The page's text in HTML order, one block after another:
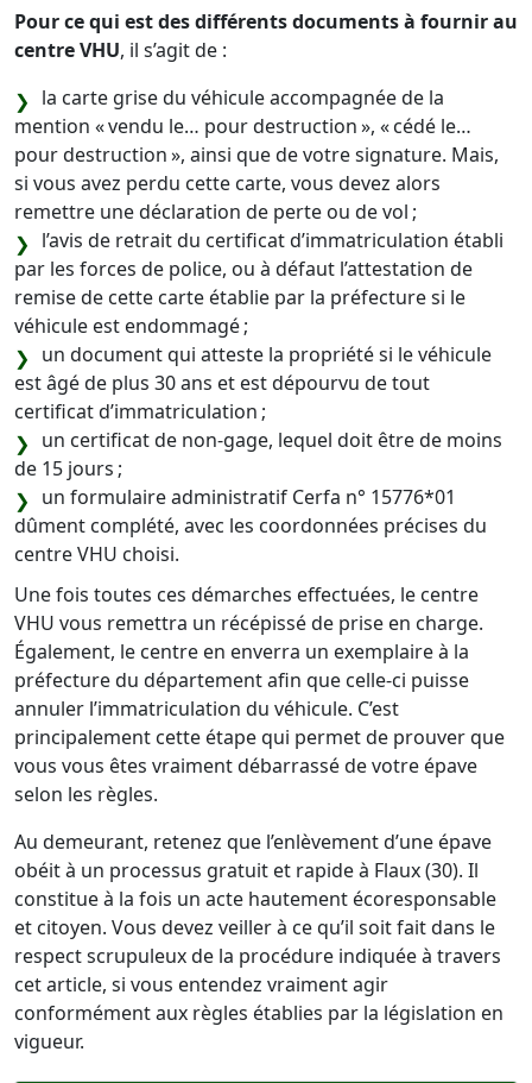
Pour ce qui est des différents documents à fournir au
centre VHU, il s’agit de :
la carte grise du véhicule accompagnée de la
mention « vendu le… pour destruction », « cédé le…
pour destruction », ainsi que de votre signature. Mais,
si vous avez perdu cette carte, vous devez alors
remettre une déclaration de perte ou de vol ;
l’avis de retrait du certificat d’immatriculation établi
par les forces de police, ou à défaut l’attestation de
remise de cette carte établie par la préfecture si le
véhicule est endommagé ;
un document qui atteste la propriété si le véhicule
est âgé de plus 30 ans et est dépourvu de tout
certificat d’immatriculation ;
un certificat de non-gage, lequel doit être de moins
de 15 jours ;
un formulaire administratif Cerfa n° 15776*01
dûment complété, avec les coordonnées précises du
centre VHU choisi.
Une fois toutes ces démarches effectuées, le centre
VHU vous remettra un récépissé de prise en charge.
Également, le centre en enverra un exemplaire à la
préfecture du département afin que celle-ci puisse
annuler l’immatriculation du véhicule. C’est
principalement cette étape qui permet de prouver que
vous vous êtes vraiment débarrassé de votre épave
selon les règles.
Au demeurant, retenez que l’enlèvement d’une épave
obéit à un processus gratuit et rapide à Flaux (30). Il
constitue à la fois un acte hautement écoresponsable
et citoyen. Vous devez veiller à ce qu’il soit fait dans le
respect scrupuleux de la procédure indiquée à travers
cet article, si vous entendez vraiment agir
conformément aux règles établies par la législation en
vigueur.